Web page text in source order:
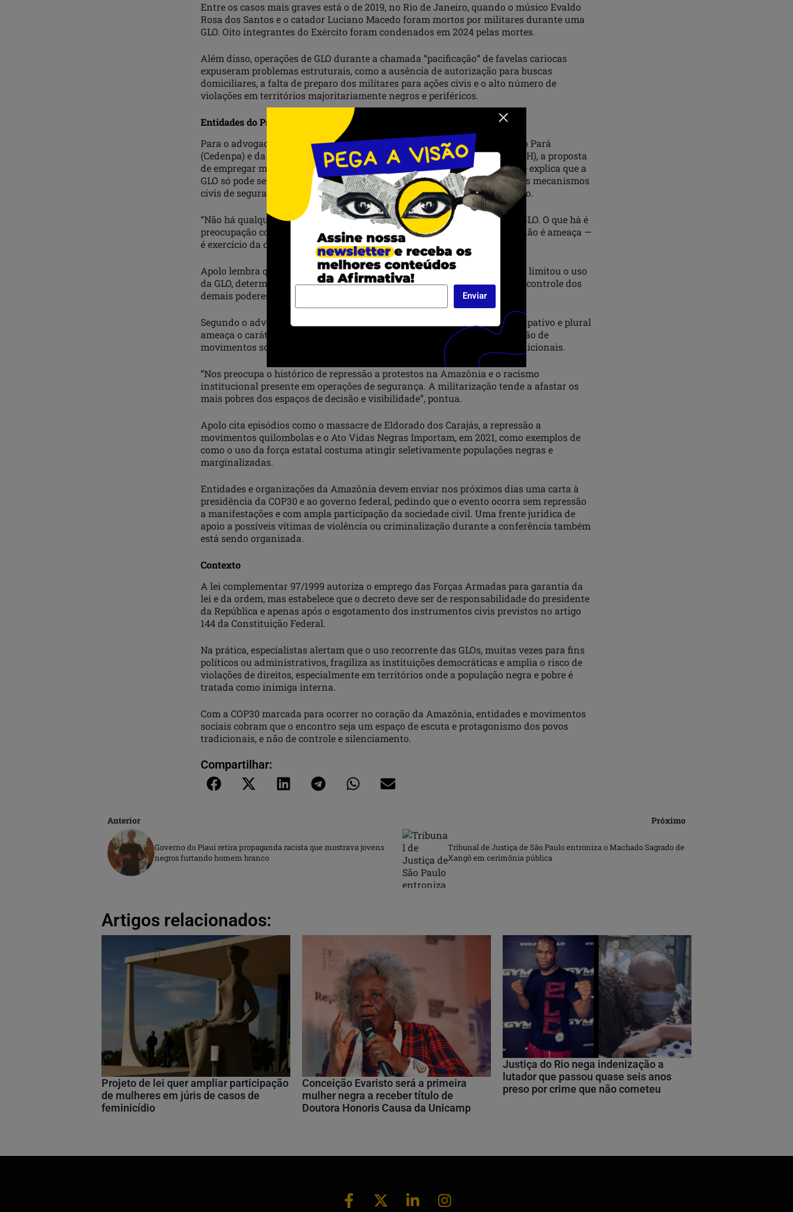
Entre os casos mais graves está o de 2019, no Rio de Janeiro, quando o músico Evaldo
Rosa dos Santos e o catador Luciano Macedo foram mortos por militares durante uma
GLO. Oito integrantes do Exército foram condenados em 2024 pelas mortes.
Além disso, operações de GLO durante a chamada “pacificação” de favelas cariocas
expuseram problemas estruturais, como a ausência de autorização para buscas
domiciliares, a falta de preparo dos militares para ações civis e o alto número de
violações em territórios majoritariamente negros e periféricos.
Entidades do Pará repudiam militarização
Para o advogado Marco Apolo, do Centro de Estudos e Defesa do Negro do Pará
(Cedenpa) e da Sociedade Paraense de Defesa dos Direitos Humanos (SDDH), a proposta
de empregar militares durante a COP30 é indevida e inconstitucional. Ele explica que a
GLO só pode ser decretada de forma excepcional e após o esgotamento dos mecanismos
civis de segurança pública, o que, segundo ele, não se verifica no momento.
“Não há qualquer indício de ameaça à ordem pública que justifique uma GLO. O que há é
preocupação com manifestações sociais e reivindicações legítimas. Isso não é ameaça —
é exercício da democracia”, afirma o advogado.
Apolo lembra que o Supremo Tribunal Federal (STF), ao julgar a
, limitou o uso
da GLO, determinando que ela só pode ocorrer de forma subsidiária e sob controle dos
demais poderes.
Segundo o advogado, a militarização de um evento que deveria ser participativo e plural
ameaça o caráter democrático da conferência e pode levar à criminalização de
movimentos sociais, lideranças negras, indígenas e de comunidades tradicionais.
“Nos preocupa o histórico de repressão a protestos na Amazônia e o racismo
institucional presente em operações de segurança. A militarização tende a afastar os
mais pobres dos espaços de decisão e visibilidade”, pontua.
Apolo cita episódios como o massacre de Eldorado dos Carajás, a repressão a
movimentos quilombolas e o Ato Vidas Negras Importam, em 2021, como exemplos de
como o uso da força estatal costuma atingir seletivamente populações negras e
marginalizadas.
Entidades e organizações da Amazônia devem enviar nos próximos dias uma carta à
presidência da COP30 e ao governo federal, pedindo que o evento ocorra sem repressão
a manifestações e com ampla participação da sociedade civil. Uma frente jurídica de
apoio a possíveis vítimas de violência ou criminalização durante a conferência também
está sendo organizada.
Contexto
A lei complementar 97/1999 autoriza o emprego das Forças Armadas para garantia da
lei e da ordem, mas estabelece que o decreto deve ser de responsabilidade do presidente
da República e apenas após o esgotamento dos instrumentos civis previstos no artigo
144 da Constituição Federal.
Na prática, especialistas alertam que o uso recorrente das GLOs, muitas vezes para fins
políticos ou administrativos, fragiliza as instituições democráticas e amplia o risco de
violações de direitos, especialmente em territórios onde a população negra e pobre é
tratada como inimiga interna.
Com a COP30 marcada para ocorrer no coração da Amazônia, entidades e movimentos
sociais cobram que o encontro seja um espaço de escuta e protagonismo dos povos
tradicionais, e não de controle e silenciamento.
Compartilhar:
Anterior
Governo do Piauí retira propaganda racista que mostrava jovens
negros furtando homem branco
Próximo
Tribunal de Justiça de São Paulo entroniza o Machado Sagrado de
Xangô em cerimônia pública
Artigos relacionados:
Projeto de lei quer ampliar participação
de mulheres em júris de casos de
feminicídio
Conceição Evaristo será a primeira
mulher negra a receber título de
Doutora Honoris Causa da Unicamp
Justiça do Rio nega indenização a
lutador que passou quase seis anos
preso por crime que não cometeu
Enviar